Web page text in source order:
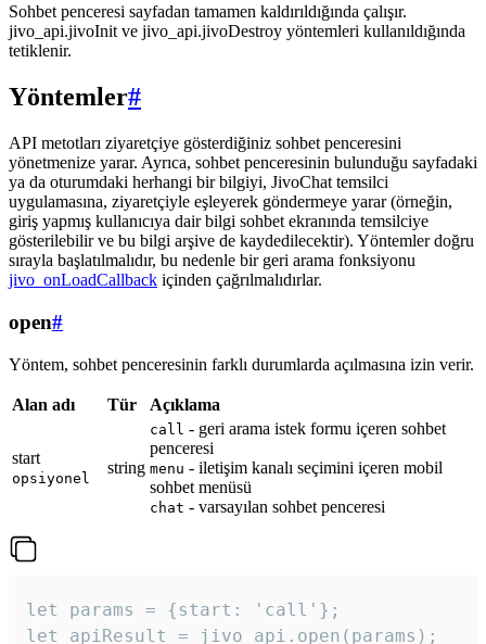
Sohbet penceresi sayfadan tamamen kaldırıldığında çalışır.
jivo_api.jivoInit ve jivo_api.jivoDestroy yöntemleri kullanıldığında
tetiklenir.
Yöntemler#
API metotları ziyaretçiye gösterdiğiniz sohbet penceresini
yönetmenize yarar. Ayrıca, sohbet penceresinin bulunduğu sayfadaki
ya da oturumdaki herhangi bir bilgiyi, JivoChat temsilci
uygulamasına, ziyaretçiyle eşleyerek göndermeye yarar (örneğin,
giriş yapmış kullanıcıya dair bilgi sohbet ekranında temsilciye
gösterilebilir ve bu bilgi arşive de kaydedilecektir). Yöntemler doğru
sırayla başlatılmalıdır, bu nedenle bir geri arama fonksiyonu
jivo_onLoadCallback içinden çağrılmalıdırlar.
open#
Yöntem, sohbet penceresinin farklı durumlarda açılmasına izin verir.
Alan adı Tür Açıklama
start
opsiyonel
string
call - geri arama istek formu içeren sohbet
penceresi
menu - iletişim kanalı seçimini içeren mobil
sohbet menüsü
chat - varsayılan sohbet penceresi
let params = {start: 'call'};
let apiResult = jivo_api.open(params);